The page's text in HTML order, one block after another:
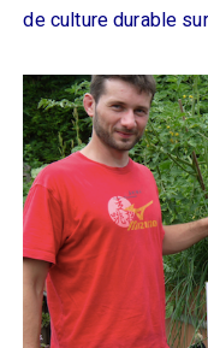
de culture durable